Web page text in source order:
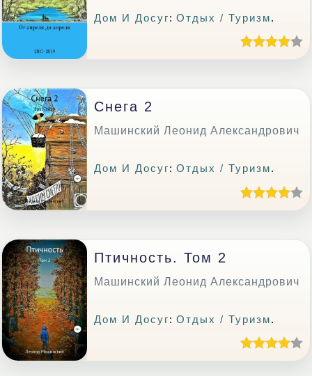
Дом И Досуг:Отдых / Туризм.
Снега 2
Машинский Леонид Александрович
Дом И Досуг:Отдых / Туризм.
Птичность. Том 2
Машинский Леонид Александрович
Дом И Досуг:Отдых / Туризм.